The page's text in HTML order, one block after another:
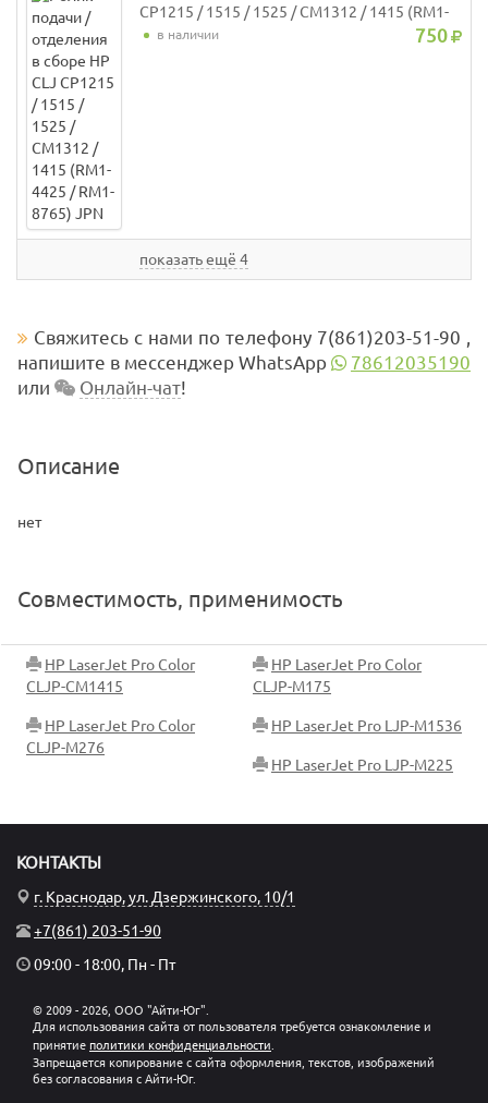
CP1215 / 1515 / 1525 / CM1312 / 1415 (RM1-
4425 / RM1-8765) JPN
в наличии 750
показать ещё 4
Свяжитесь с нами по телефону 7(861)203-51-90 ,
напишите в мессенджер WhatsApp
78612035190
или
Онлайн-чат!
Описание
нет
Совместимость, применимость
HP LaserJet Pro Color
CLJP-CM1415
HP LaserJet Pro Color
CLJP-M175
HP LaserJet Pro Color
CLJP-M276
HP LaserJet Pro LJP-M1536
HP LaserJet Pro LJP-M225
КОНТАКТЫ
г. Краснодар, ул. Дзержинского, 10/1
+7(861) 203-51-90
09:00 - 18:00, Пн - Пт
© 2009 - 2026, ООО "Айти-Юг".
Для использования сайта от пользователя требуется ознакомление и
принятие политики конфиденциальности
Запрещается копирование с сайта оформления, текстов, изображений
без согласования с Айти-Юг.